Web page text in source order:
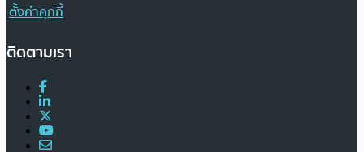
ตั้งค่าคุกกี้
ติดตามเรา